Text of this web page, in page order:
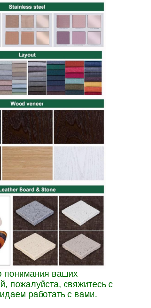
понимания ваших
пожалуйста, свяжитесь с
работать с вами.